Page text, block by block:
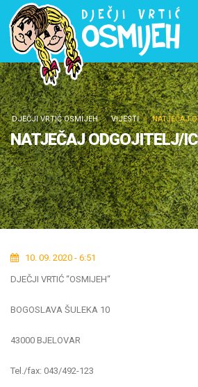
DJEČJI VRTIĆ OSMIJEH VIJESTI NATJEČAJ
NATJEČAJ ODGOJITELJ/
10. 09. 2020 - 6:51
DJEČJI VRTIĆ “OSMIJEH“
BOGOSLAVA ŠULEKA 10
43000 BJELOVAR
Tel./fax: 043/492-123